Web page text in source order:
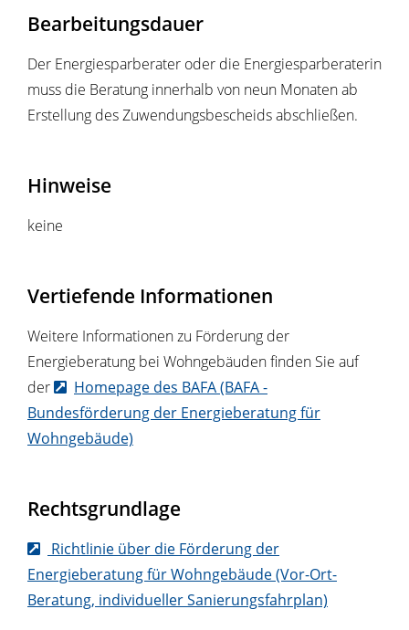
Bearbeitungsdauer
Der Energiesparberater oder die Energiesparberaterin
muss die Beratung innerhalb von neun Monaten ab
Erstellung des Zuwendungsbescheids abschließen.
Hinweise
keine
Vertiefende Informationen
Weitere Informationen zu Förderung der
Energieberatung bei Wohngebäuden finden Sie auf
der
Homepage des BAFA (BAFA -
Bundesförderung der Energieberatung für
Wohngebäude)
Rechtsgrundlage
Richtlinie über die Förderung der
Energieberatung für Wohngebäude (Vor-Ort-
Beratung, individueller Sanierungsfahrplan)